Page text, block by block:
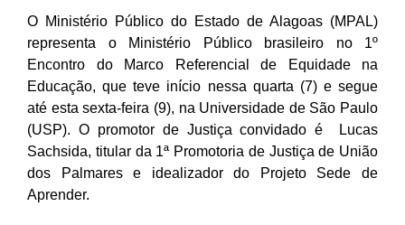
O Ministério Público do Estado de Alagoas (MPAL)
representa o Ministério Público brasileiro no 1º
Encontro do Marco Referencial de Equidade na
Educação, que teve início nessa quarta (7) e segue
até esta sexta-feira (9), na Universidade de São Paulo
(USP). O promotor de Justiça convidado é
Lucas
Sachsida, titular da 1ª Promotoria de Justiça de União
dos Palmares e idealizador do Projeto Sede de
Aprender.